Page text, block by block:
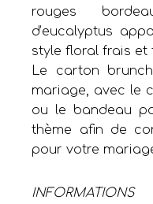
rouges
d’eucalyptus
style floral frais et
Le carton
mariage, avec le
ou le bandeau
thème afin de
pour votre
INFORMATIONS